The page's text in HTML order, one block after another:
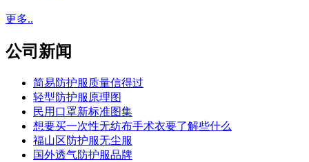
更多..
公司新闻
简易防护服质量信得过
轻型防护服原理图
民用口罩新标准图集
想要买一次性无纺布手术衣要了解些什么
福山区防护服无尘服
国外透气防护服品牌